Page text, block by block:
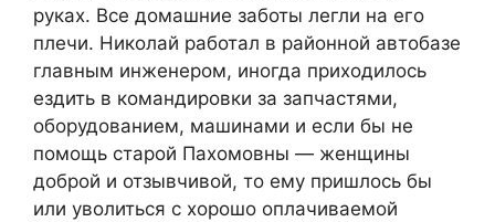
руках. Все домашние заботы легли на его
плечи. Николай работал в районной автобазе
главным инженером, иногда приходилось
ездить в командировки за запчастями,
оборудованием, машинами и если бы не
помощь старой Пахомовны — женщины
доброй и отзывчивой, то ему пришлось бы
или уволиться с хорошо оплачиваемой